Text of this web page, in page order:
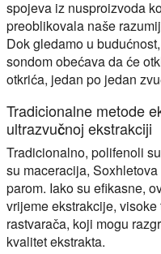
spojeva iz nusproizvoda
preoblikovala naše
Dok gledamo u
sondom obećava da će
otkrića, jedan po jedan
Tradicionalne metode
ultrazvučnoj ekstrakciji
Tradicionalno, polifenoli
su maceracija,
parom. Iako su efikasne,
vrijeme ekstrakcije,
rastvarača, koji mogu
kvalitet ekstrakta.